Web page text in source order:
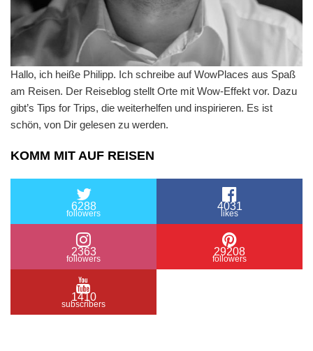
Hallo, ich heiße Philipp. Ich schreibe auf WowPlaces aus Spaß
am Reisen. Der Reiseblog stellt Orte mit Wow-Effekt vor. Dazu
gibt’s Tips for Trips, die weiterhelfen und inspirieren. Es ist
schön, von Dir gelesen zu werden.
KOMM MIT AUF REISEN
6288
followers
4031
likes
2363
followers
29208
followers
1410
subscribers